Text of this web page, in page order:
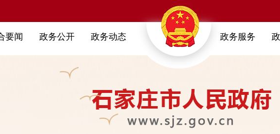
要闻 政务公开 政务动态 政务服务